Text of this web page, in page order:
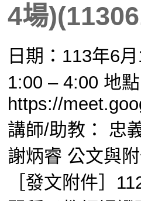
4場
日期：113年6
1:00 – 4:00 地
https://
講師/助教： 忠
謝炳睿 公文與
［發文附件］